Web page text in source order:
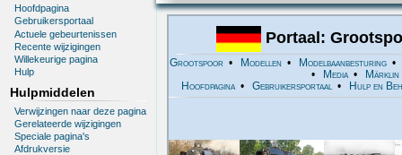
Hoofdpagina
Gebruikersportaal
Actuele gebeurtenissen
Recente wijzigingen
Willekeurige pagina
Hulp
Hulpmiddelen
Verwijzingen naar deze pagina
Gerelateerde wijzigingen
Speciale pagina's
Afdrukversie
Portaal:
Grootspoor• Modellen• Modelbaanbesturing
• Media • Märklin
Hoofdpagina• Gebruikersportaal • Hulp en